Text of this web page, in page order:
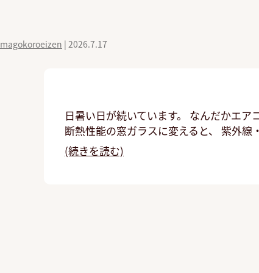
magokoroeizen | 2026.7.17
日暑い日が続いています。 なんだかエ
断熱性能の窓ガラスに変えると、 紫外
(続きを読む)